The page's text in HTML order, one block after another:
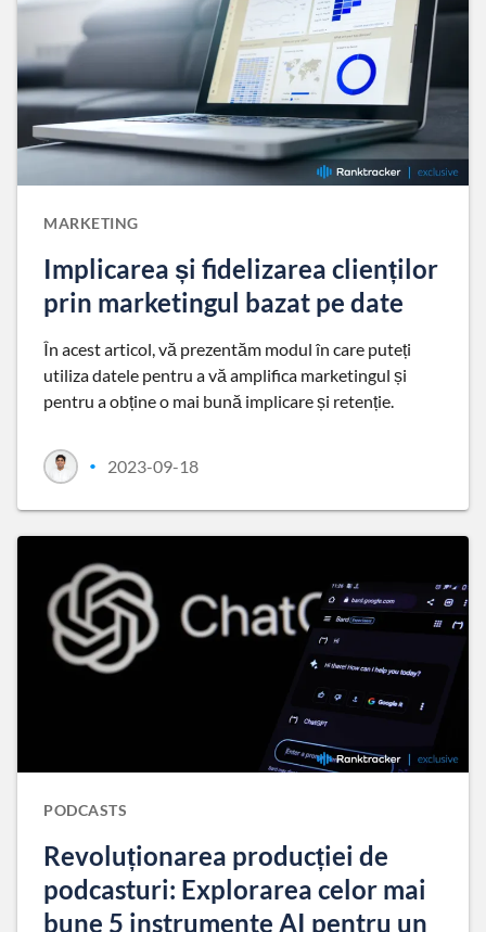
MARKETING
Implicarea și fidelizarea clienților
prin marketingul bazat pe date
În acest articol, vă prezentăm modul în care puteți
utiliza datele pentru a vă amplifica marketingul și
pentru a obține o mai bună implicare și retenție.
• 2023-09-18
PODCASTS
Revoluționarea producției de
podcasturi: Explorarea celor mai
bune 5 instrumente AI pentru un